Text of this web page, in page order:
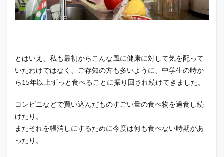
とはいえ、私も最初からこんな風に健康に対して気を配って
いたわけではなく、ご存知の方も多いように、中学生の時か
ら15年以上ずっと食べることに振り回され続けてきました。
コンビニなどで買い込んだものすごい量の食べ物を過食し続
けたり。
またそれを帳消しにするために今度は何も食べない時期があ
ったり。